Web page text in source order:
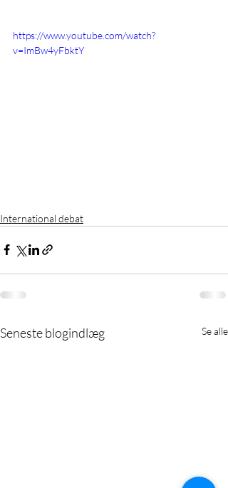
https://www.youtube.com/watch?
v=ImBw4yFbktY
International debat
Seneste blogindlæg Se alle